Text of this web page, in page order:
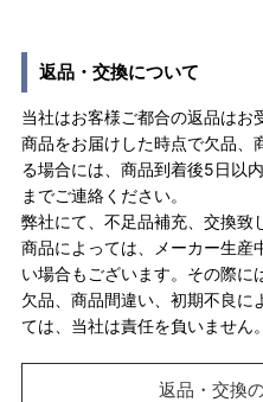
返品・交換について
当社はお客様ご都合の返品はお
商品をお届けした時点で欠品、
る場合には、商品到着後5日以
までご連絡ください。
弊社にて、不足品補充、交換致
商品によっては、メーカー生産
い場合もございます。その際に
欠品、商品間違い、初期不良に
ては、当社は責任を負いません。
返品・交換